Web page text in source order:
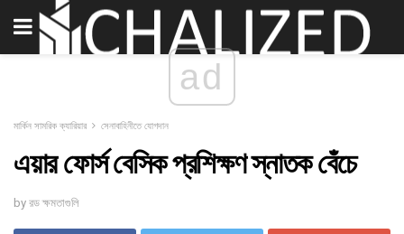
ad
মার্কিন সামরিক ক্যারিয়ার সেনাবাহিনীতে যোগদান
এয়ার ফোর্স বেসিক প্রশিক্ষণ স্নাতক বেঁচে
by রড ক্ষমতাগুলি